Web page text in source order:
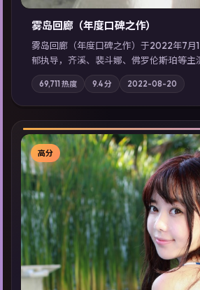
雾岛回廊（年度口碑之作）
雾岛回廊（年度口碑之作）于2022年7月
郁执导，齐溪、裴斗娜、佛罗伦斯·珀等
主轴，边境小镇的平静被一封匿名信彻底
地域气质；站内亦可通过「国产免费观看
展检索同类型高分佳作，畅享高清在线追
69,711 热度 9.4分 2022-08-20
▶
高分